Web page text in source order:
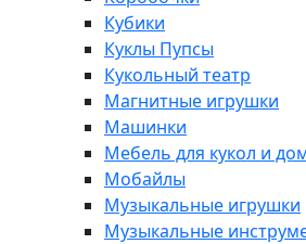
Кубики
Куклы Пупсы
Кукольный театр
Магнитные игрушки
Машинки
Мебель для кукол и
Мобайлы
Музыкальные игрушки
Музыкальные